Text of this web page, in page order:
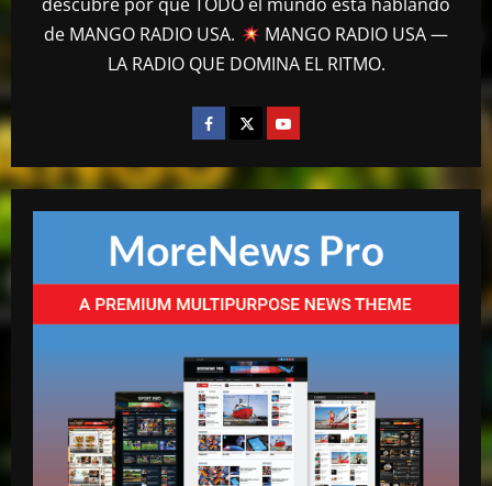
de MANGO RADIO USA.
MANGO RADIO USA —
LA RADIO QUE DOMINA EL RITMO.
abril 27, 2026
4
mango radio usa
“Despacito” llega a los 9 billones de
reproducciones en YouTube
5
mango radio usa
El Torito sobre caso Jet Set: “Yo tuve
amistad con Antonio y su hermana, pero
yo quiero justicia”
abril 23, 2026
1
mango radio usa
EN VIVO DESDE LA ROMANA REPUBLICA
DOMINICANA
mayo 14, 2026